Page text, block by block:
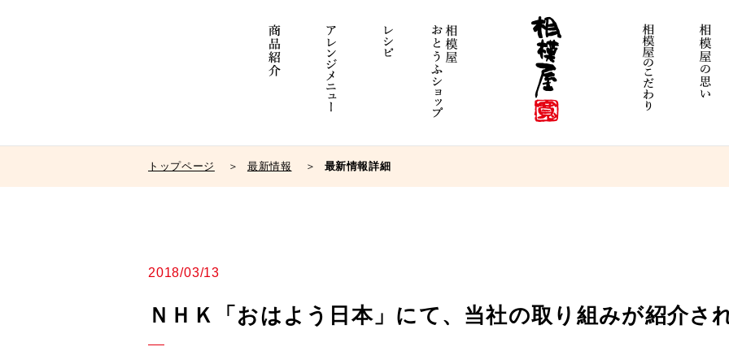
トップページ 最新情報 最新情報詳細
2018/03/13
ＮＨＫ「おはよう日本」にて、当社の取り組みが紹介さ